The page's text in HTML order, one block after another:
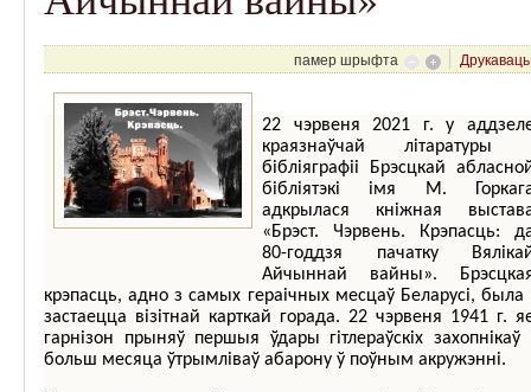
памер шрыфта Друкаваць
22 чэрвеня 2021 г. у
краязнаўчай літаратуры
бібліяграфіі Брэсцкай
бібліятэкі імя М.
адкрылася кніжная
«Брэст. Чэрвень. Крэпасць:
80-годдзя пачатку
Айчыннай вайны».
крэпасць, адно з самых гераічных месцаў Беларусі, была
застаецца візітнай карткай горада. 22 чэрвеня 1941 г.
гарнізон прыняў першыя ўдары гітлераўскіх захопнікаў
больш месяца ўтрымліваў абарону ў поўным акружэнні.